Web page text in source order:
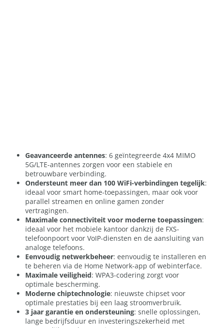
Geavanceerde antennes: 6 geïntegreerde 4x4 MIMO
5G/LTE-antennes zorgen voor een stabiele en
betrouwbare verbinding.
Ondersteunt meer dan 100 WiFi-verbindingen tegelijk:
ideaal voor smart home-toepassingen, maar ook voor
parallel streamen en online gamen zonder
vertragingen.
Maximale connectiviteit voor moderne toepassingen:
ideaal voor het mobiele kantoor dankzij de FXS-
telefoonpoort voor VoIP-diensten en de aansluiting van
analoge telefoons.
Eenvoudig netwerkbeheer: eenvoudig te installeren en
te beheren via de Home Network-app of webinterface.
Maximale veiligheid: WPA3-codering zorgt voor
optimale bescherming.
Moderne chiptechnologie: nieuwste chipset voor
optimale prestaties bij een laag stroomverbruik.
3 jaar garantie en ondersteuning: snelle oplossingen,
lange bedrijfsduur en investeringszekerheid met